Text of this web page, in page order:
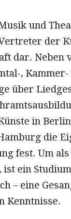
und
der
dar. Neben
,
über
in
die
fest. Um als
ist ein
– eine
Kenntnisse.